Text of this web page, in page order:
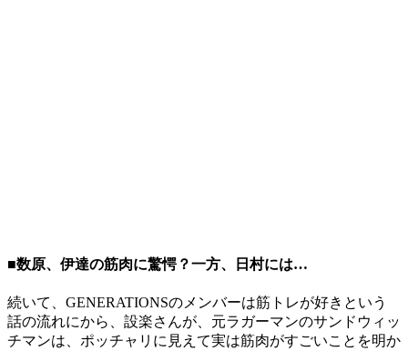
■数原、伊達の筋肉に驚愕？一方、日村には…
続いて、GENERATIONSのメンバーは筋トレが好きという
話の流れにから、設楽さんが、元ラガーマンのサンドウィッ
チマンは、ポッチャリに見えて実は筋肉がすごいことを明か